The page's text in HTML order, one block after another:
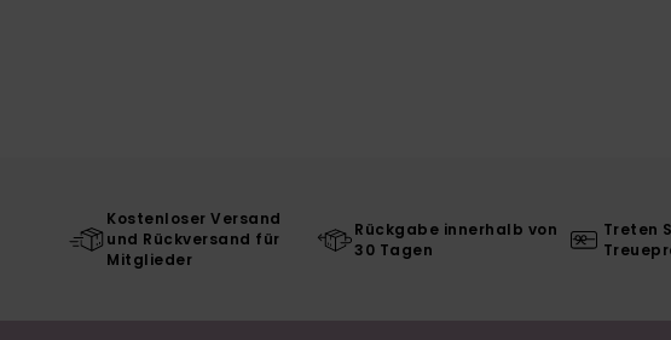
Kostenloser Versand
und Rückversand für
Mitglieder
Rückgabe innerhalb von
30 Tagen
Treten